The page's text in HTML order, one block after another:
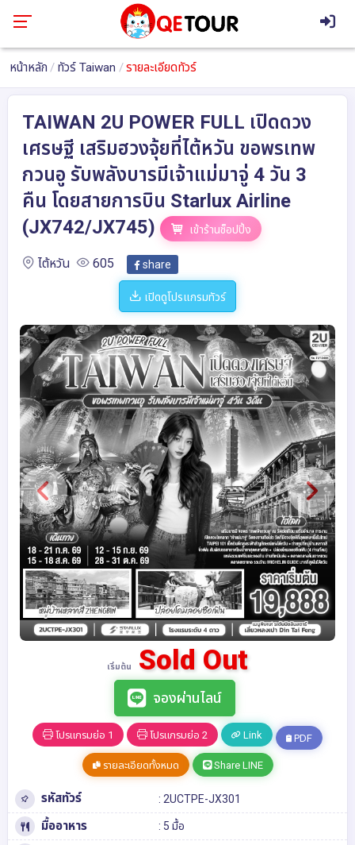
หน้าหลัก ทัวร์ Taiwan รายละเอียดทัวร์
TAIWAN 2U POWER FULL เปิดดวง
เศรษฐี เสริมฮวงจุ้ยที่ไต้หวัน ขอพรเทพ
กวนอู รับพลังบารมีเจ้าแม่มาจู่ 4 วัน 3
คืน โดยสายการบิน Starlux Airline
(JX742/JX745)
เข้าร้านช็อปปิ้ง
ไต้หวัน 605 share
เปิดดูโปรแกรมทัวร์
เริ่มต้น Sold Out
จองผ่านไลน์
โปรแกรมย่อ 1 โปรแกรมย่อ 2 Link PDF
รายละเอียดทั้งหมด Share LINE
รหัสทัวร์ : 2UCTPE-JX301
มื้ออาหาร : 5 มื้อ